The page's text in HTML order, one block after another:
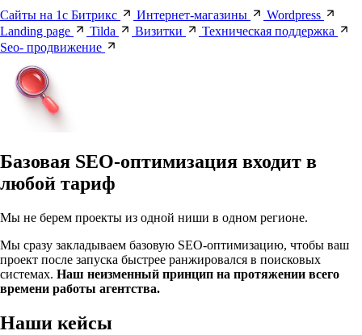
Сайты на 1с Битрикс Интернет-магазины
Wordpress
Landing page
Tilda Визитки
Техническая поддержка
Seo- продвижение
Базовая SEO-оптимизация входит в
любой тариф
Мы не берем проекты из одной ниши в одном регионе.
Мы сразу закладываем базовую SEO-оптимизацию, чтобы ваш
проект после запуска быстрее ранжировался в поисковых
системах. Наш неизменный принцип на протяжении всего
времени работы агентства.
Наши кейсы